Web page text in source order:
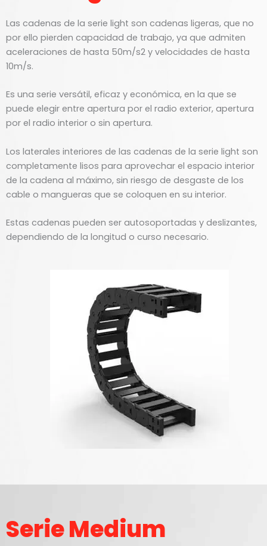
Las cadenas de la serie light son cadenas ligeras, que no
por ello pierden capacidad de trabajo, ya que admiten
aceleraciones de hasta 50m/s2 y velocidades de hasta
10m/s.
Es una serie versátil, eficaz y económica, en la que se
puede elegir entre apertura por el radio exterior, apertura
por el radio interior o sin apertura.
Los laterales interiores de las cadenas de la serie light son
completamente lisos para aprovechar el espacio interior
de la cadena al máximo, sin riesgo de desgaste de los
cable o mangueras que se coloquen en su interior.
Estas cadenas pueden ser autosoportadas y deslizantes,
dependiendo de la longitud o curso necesario.
Serie Medium